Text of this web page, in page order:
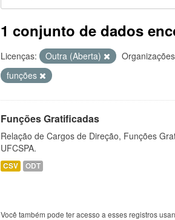
1 conjunto de dados
Licenças: Outra (Aberta)
funções
Funções Gratificadas
Relação de Cargos de Direção, Funções
UFCSPA.
CSV ODT
Você também pode ter acesso a esses registros